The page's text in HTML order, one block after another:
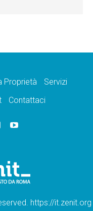
Proprietà
Servizi
Contattaci
https://it.zenit.org